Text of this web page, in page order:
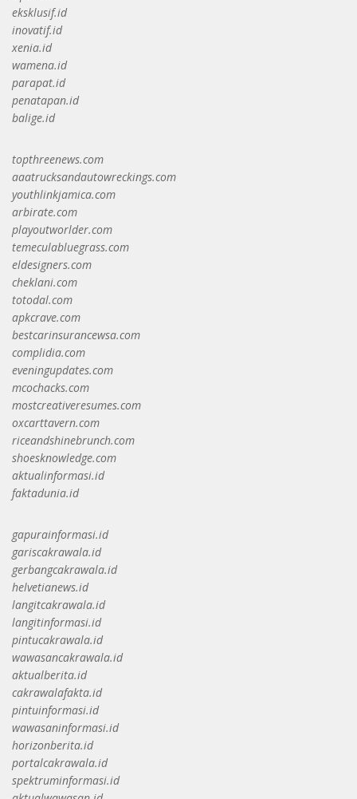
eksklusif.id
inovatif.id
xenia.id
wamena.id
parapat.id
penatapan.id
balige.id
topthreenews.com
aaatrucksandautowreckings.com
youthlinkjamica.com
arbirate.com
playoutworlder.com
temeculabluegrass.com
eldesigners.com
cheklani.com
totodal.com
apkcrave.com
bestcarinsurancewsa.com
complidia.com
eveningupdates.com
mcochacks.com
mostcreativeresumes.com
oxcarttavern.com
riceandshinebrunch.com
shoesknowledge.com
aktualinformasi.id
faktadunia.id
gapurainformasi.id
gariscakrawala.id
gerbangcakrawala.id
helvetianews.id
langitcakrawala.id
langitinformasi.id
pintucakrawala.id
wawasancakrawala.id
aktualberita.id
cakrawalafakta.id
pintuinformasi.id
wawasaninformasi.id
horizonberita.id
portalcakrawala.id
spektruminformasi.id